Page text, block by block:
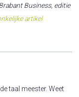
Business, editie
artikel
taal meester. Weet